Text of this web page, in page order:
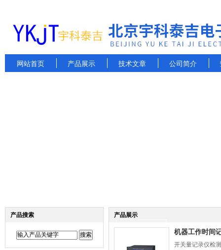
网站首页 产品展示 技术文章 公司简介
产品搜索 产品展示
机器工作时间
开关量记录仪检